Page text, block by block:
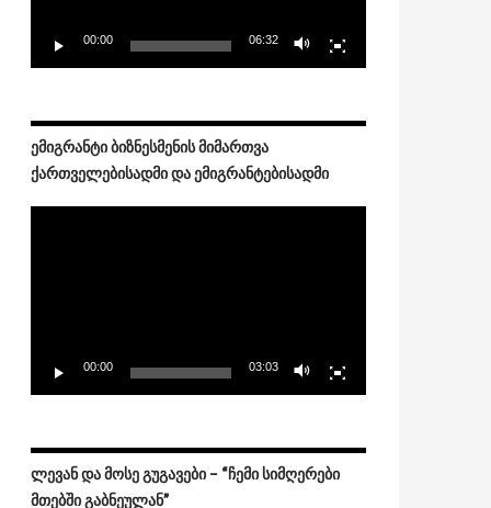
00:00 06:32
ᲔᲛᲘᲒᲠᲐᲜᲢᲘ ᲑᲘᲖᲜᲔᲡᲛᲔᲜᲘᲡ ᲛᲘᲛᲐᲠᲗᲕᲐ
ᲥᲐᲠᲗᲕᲔᲚᲔᲑᲘᲡᲐᲓᲛᲘ ᲓᲐ ᲔᲛᲘᲒᲠᲐᲜᲢᲔᲑᲘᲡᲐᲓᲛᲘ
00:00 03:03
ᲚᲔᲕᲐᲜ ᲓᲐ ᲛᲝᲡᲔ ᲒᲣᲒᲐᲕᲔᲑᲘ – “ᲩᲔᲛᲘ ᲡᲘᲛᲦᲔᲠᲔᲑᲘ
ᲛᲗᲔᲑᲨᲘ ᲒᲐᲑᲜᲔᲣᲚᲐᲜ”